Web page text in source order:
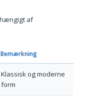
Bemærkning
Klassisk og moderne
form